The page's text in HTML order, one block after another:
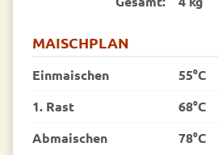
MAISCHPLAN
Einmaischen
55°C
1. Rast
68°C
Abmaischen
78°C